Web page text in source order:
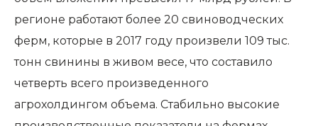
регионе работают более 20 свиноводческих
ферм, которые в 2017 году произвели 109 тыс.
тонн свинины в живом весе, что составило
четверть всего произведенного
агрохолдингом объема. Стабильно высокие